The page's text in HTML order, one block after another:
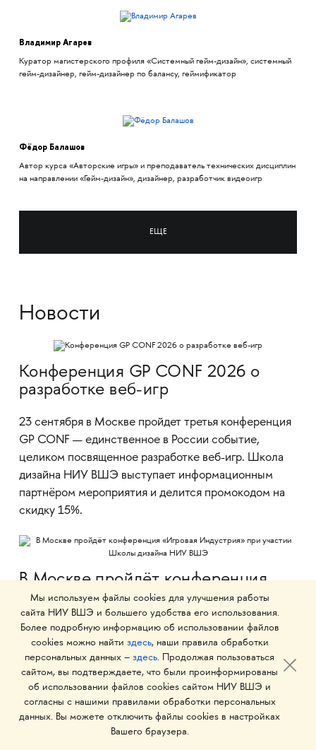
Владимир Агарев
Куратор магистерского профиля «Системный гейм-дизайн», системный
гейм-дизайнер, гейм-дизайнер по балансу, геймификатор
Фёдор Балашов
Автор курса «Авторские игры» и преподаватель технических дисциплин
на направлении «Гейм-дизайн», дизайнер, разработчик видеоигр
ЕЩЕ
Новости
Конференция GP CONF 2026 о
разработке веб-игр
23 сентября в Москве пройдет третья конференция
GP CONF — единственное в России событие,
целиком посвященное разработке веб-игр. Школа
дизайна НИУ ВШЭ выступает информационным
партнёром мероприятия и делится промокодом на
скидку 15%.
В Москве пройдёт конференция
«Игровая Индустрия» при участии
Школы дизайна НИУ ВШЭ
9 июля в Москве состоится конференция «Игровая
Индустрия» — событие, объединяющее
разработчиков, издателей, платформы и сервис-
провайдеров. Школа дизайна НИУ ВШЭ выступает
партнером мероприятия: на выставке разработчиков
будут представлены игры, созданные студентами
Мы используем файлы cookies для улучшения работы
сайта НИУ ВШЭ и большего удобства его использования.
Более подробную информацию об использовании файлов
cookies можно найти здесь, наши правила обработки
персональных данных – здесь. Продолжая пользоваться
сайтом, вы подтверждаете, что были проинформированы
об использовании файлов cookies сайтом НИУ ВШЭ и
согласны с нашими правилами обработки персональных
данных. Вы можете отключить файлы cookies в настройках
Вашего браузера.